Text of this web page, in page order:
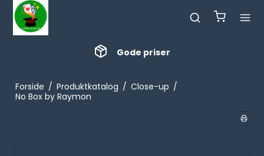
Gode priser
Forside / Produktkatalog / Close-up /
No Box by Raymon